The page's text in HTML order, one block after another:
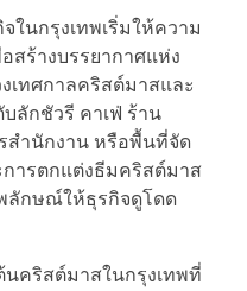
ในกรุงเทพเริ่มให้ความ
สร้างบรรยากาศแห่ง
เทศกาลคริสต์มาสและ
ลักชัวรี คาเฟ่ ร้าน
สำนักงาน หรือพื้นที่จัด
ารตกแต่งธีมคริสต์มาส
ลักษณ์ให้ธุรกิจดูโดด
นคริสต์มาสในกรุงเทพที่